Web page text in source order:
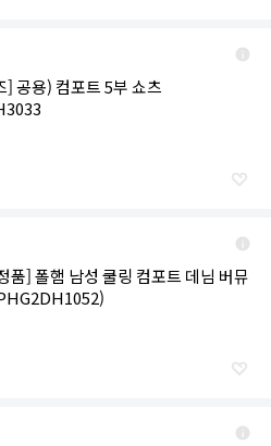
] 공용) 컴포트 5부 쇼츠
품] 폴햄 남성 쿨링 컴포트 데님 버뮤